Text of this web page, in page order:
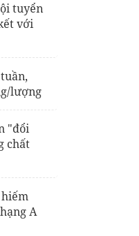
tuyển
với
lượng
"đổi
chất
A